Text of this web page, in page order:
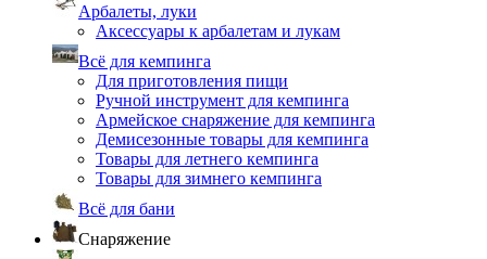
Арбалеты, луки
Аксессуары к арбалетам и лукам
Всё для кемпинга
Для приготовления пищи
Ручной инструмент для кемпинга
Армейское снаряжение для кемпинга
Демисезонные товары для кемпинга
Товары для летнего кемпинга
Товары для зимнего кемпинга
Всё для бани
Снаряжение